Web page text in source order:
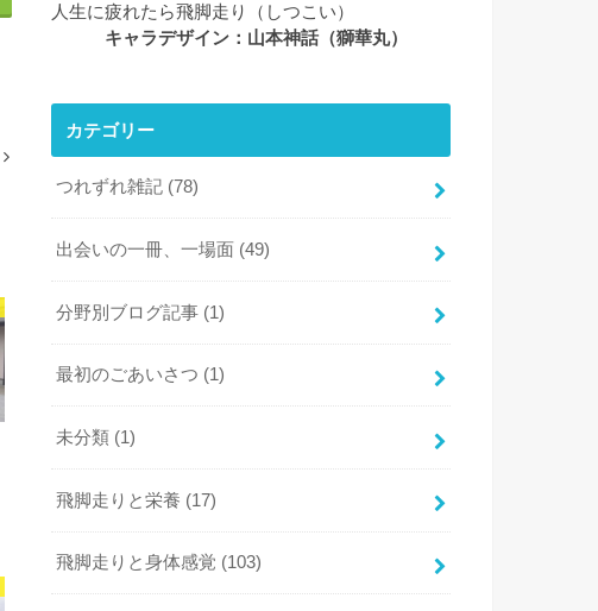
人生に疲れたら飛脚走り（しつこい）
キャラデザイン：山本神話（獅華丸）
カテゴリー
つれずれ雑記 (78)
出会いの一冊、一場面 (49)
分野別ブログ記事 (1)
最初のごあいさつ (1)
未分類 (1)
飛脚走りと栄養 (17)
飛脚走りと身体感覚 (103)